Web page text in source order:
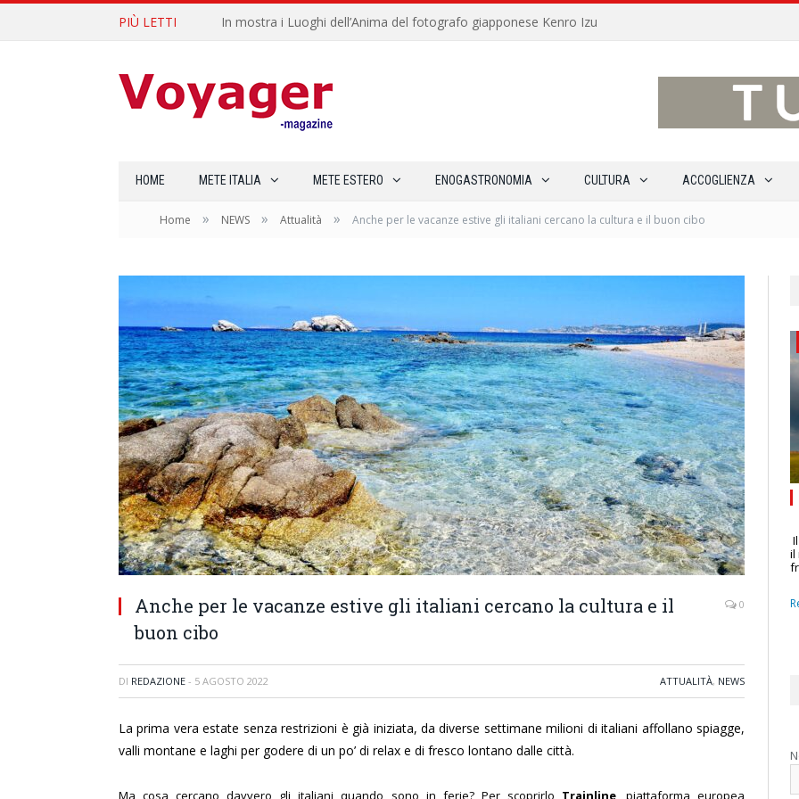
PIÙ LETTI L’Oltrepò pavese si valorizza attraverso 15 percorsi enoturistici
HOME METE ITALIA METE ESTERO ENOGASTRONOMIA CULTURA ACCOGLIENZA
Home » NEWS » Attualità » Anche per le vacanze estive gli italiani cercano la cultura e il buon cibo
Anche per le vacanze estive gli italiani cercano la cultura e il
buon cibo
0
DI REDAZIONE - 5 AGOSTO 2022 ATTUALITÀ, NEWS
La prima vera estate senza restrizioni è già iniziata, da diverse settimane milioni di italiani affollano spiagge,
valli montane e laghi per godere di un po’ di relax e di fresco lontano dalle città.
Ma cosa cercano davvero gli italiani quando sono in ferie? Per scoprirlo Trainline, piattaforma europea
il